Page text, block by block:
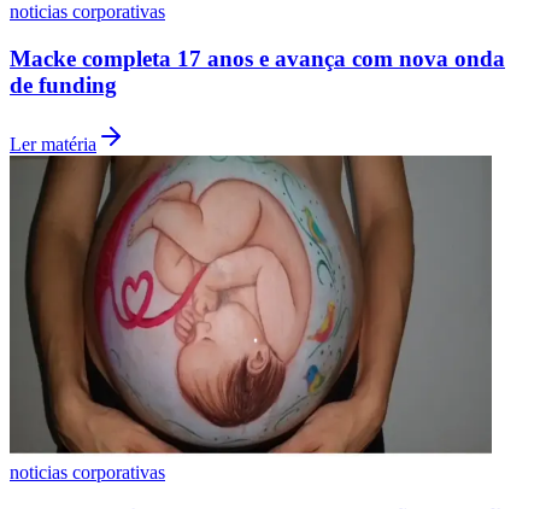
Fluminense
noticias corporativas
Macke completa 17 anos e avança com nova onda
de funding
Ler matéria
noticias corporativas